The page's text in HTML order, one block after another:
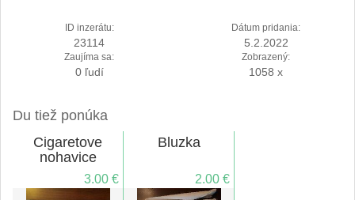
ID inzerátu:
23114
Dátum pridania:
5.2.2022
Zaujíma sa:
0 ľudí
Zobrazený:
1058 x
Du tiež ponúka
Cigaretove
nohavice
3.00 €
Bluzka
2.00 €